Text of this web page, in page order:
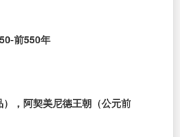
前550年
，阿契美尼德王朝（公元前